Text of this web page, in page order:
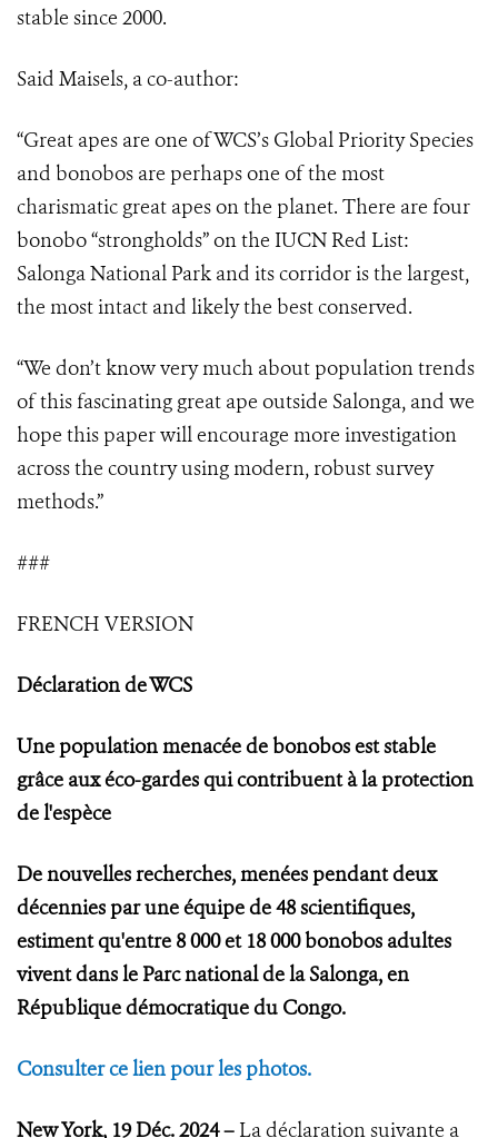
stable since 2000.
Said Maisels, a co-author:
“Great apes are one of WCS’s Global Priority Species
and bonobos are perhaps one of the most
charismatic great apes on the planet. There are four
bonobo “strongholds” on the IUCN Red List:
Salonga National Park and its corridor is the largest,
the most intact and likely the best conserved.
“We don’t know very much about population trends
of this fascinating great ape outside Salonga, and we
hope this paper will encourage more investigation
across the country using modern, robust survey
methods.”
###
FRENCH VERSION
Déclaration de WCS
Une population menacée de bonobos est stable
grâce aux éco-gardes qui contribuent à la protection
de l'espèce
De nouvelles recherches, menées pendant deux
décennies par une équipe de 48 scientifiques,
estiment qu'entre 8 000 et 18 000 bonobos adultes
vivent dans le Parc national de la Salonga, en
République démocratique du Congo.
Consulter ce lien pour les photos.
New York, 19 Déc. 2024– La déclaration suivante a